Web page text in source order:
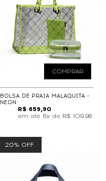
COMPRAR
BOLSA DE PRAIA MALAQUITA -
NEON
R$ 659,90
6x de R$ 109,98
20% OFF